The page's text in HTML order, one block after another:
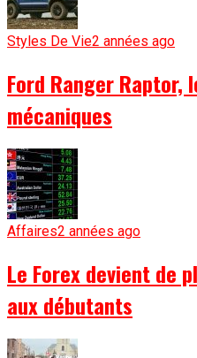
Styles De Vie2 années ago
Ford Ranger Raptor,
mécaniques
Affaires2 années ago
Le Forex devient de
aux débutants